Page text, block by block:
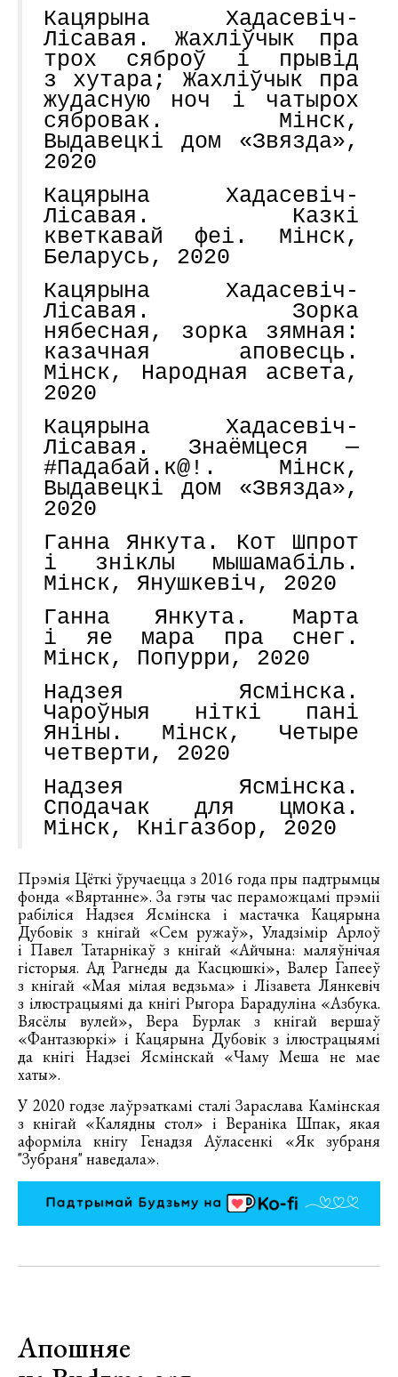
Кацярына Хадасевіч-
Лісавая. Жахліўчык пра
трох сяброў і прывід
з хутара; Жахліўчык пра
жудасную ноч і чатырох
сябровак. Мінск,
Выдавецкі дом «Звязда»,
2020
Кацярына Хадасевіч-
Лісавая. Казкі
кветкавай феі. Мінск,
Беларусь, 2020
Кацярына Хадасевіч-
Лісавая. Зорка
нябесная, зорка зямная:
казачная аповесць.
Мінск, Народная асвета,
2020
Кацярына Хадасевіч-
Лісавая. Знаёмцеся —
#Падабай.к@!. Мінск,
Выдавецкі дом «Звязда»,
2020
Ганна Янкута. Кот Шпрот
і зніклы мышамабіль.
Мінск, Янушкевіч, 2020
Ганна Янкута. Марта
і яе мара пра снег.
Мінск, Попурри, 2020
Надзея Ясмінска.
Чароўныя ніткі пані
Яніны. Мінск, Четыре
четверти, 2020
Надзея Ясмінска.
Сподачак для цмока.
Мінск, Кнігазбор, 2020
Прэмія Цёткі ўручаецца з 2016 года пры падтрымцы
фонда «Вяртанне». За гэты час пераможцамі прэміі
рабіліся Надзея Ясмінска і мастачка Кацярына
Дубовік з кнігай «Сем ружаў», Уладзімір Арлоў
і Павел Татарнікаў з кнігай «Айчына: маляўнічая
гісторыя. Ад Рагнеды да Касцюшкі», Валер Гапееў
з кнігай «Мая мілая ведзьма» і Лізавета Лянкевіч
з ілюстрацыямі да кнігі Рыгора Барадуліна «Азбука.
Вясёлы вулей», Вера Бурлак з кнігай вершаў
«Фантазюркі» і Кацярына Дубовік з ілюстрацыямі
да кнігі Надзеі Ясмінскай «Чаму Меша не мае
хаты».
У 2020 годзе лаўрэаткамі сталі Зараслава Камінская
з кнігай «Калядны стол» і Вераніка Шпак, якая
аформіла кнігу Генадзя Аўласенкі «Як зубраня
"Зубраня" наведала».
Апошняе